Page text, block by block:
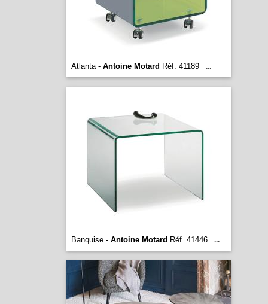
Atlanta - Antoine Motard Réf. 41189 ...
Banquise - Antoine Motard Réf. 41446 ...